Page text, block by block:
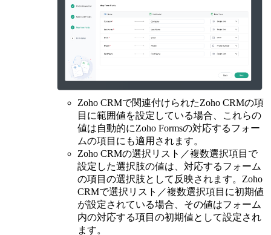
Zoho CRMで関連付けられたZoho CRMの項
目に範囲値を設定している場合、これらの
値は自動的にZoho Formsの対応するフォー
ムの項目にも適用されます。
Zoho CRMの選択リスト／複数選択項目で
設定した選択肢の値は、対応するフォーム
の項目の選択肢として反映されます。Zoho
CRMで選択リスト／複数選択項目に初期値
が設定されている場合、その値はフォーム
内の対応する項目の初期値として設定され
ます。